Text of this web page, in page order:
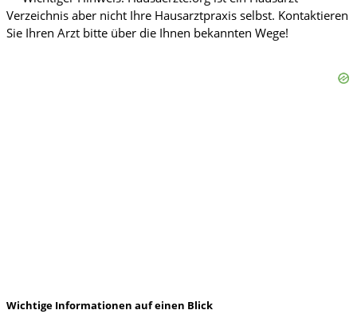
Wichtige Informationen auf einen Blick